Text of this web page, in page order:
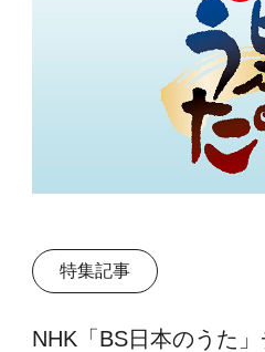
特集記事
NHK「BS日本のうた